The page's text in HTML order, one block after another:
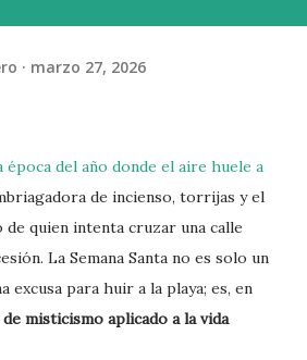
marzo 27, 2026
época del año donde el aire huele a
de incienso, torrijas y el
quien intenta cruzar una calle
La Semana Santa no es solo un
excusa para huir a la playa; es, en
misticismo aplicado a la vida